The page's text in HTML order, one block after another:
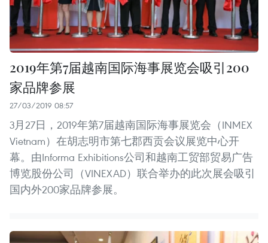
2019年第7届越南国际海事展览会吸引200
家品牌参展
27/03/2019 08:57
3月27日，2019年第7届越南国际海事展览会（INMEX
Vietnam）在胡志明市第七郡西贡会议展览中心开
幕。由Informa Exhibitions公司和越南工贸部贸易广告
博览股份公司（VINEXAD）联合举办的此次展会吸引
国内外200家品牌参展。